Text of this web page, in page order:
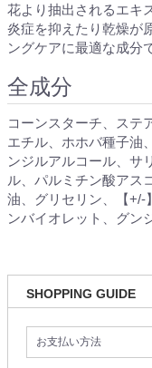
花より抽出されるエキ
炎症を抑えたり乾燥が
ングケアに最適な成分
全成分
コーンスターチ、ステ
エチル、ホホバ種子油
ンジルアルコール、サ
ル、パルミチン酸アス
油、グリセリン、【+/-
ンバイオレット、グン
SHOPPING GUIDE
お支払い方法